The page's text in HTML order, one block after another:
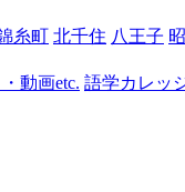
川
越
糸町 北千住 八王子
動画etc. 語学カレッ